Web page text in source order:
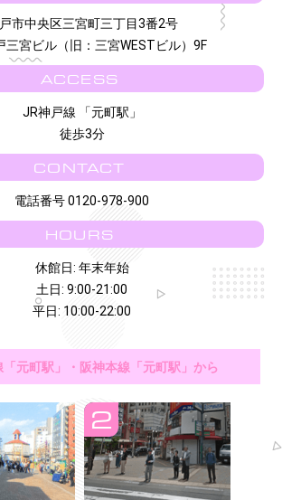
市中央区三宮町三丁目3番2号
三宮ビル（旧：三宮WESTビル）9F
ACCESS
JR神戸線 「元町駅」
徒歩3分
CONTACT
電話番号 0120-978-900
HOURS
休館日: 年末年始
土日: 9:00-21:00
平日: 10:00-22:00
「元町駅」・阪神本線「元町駅」から